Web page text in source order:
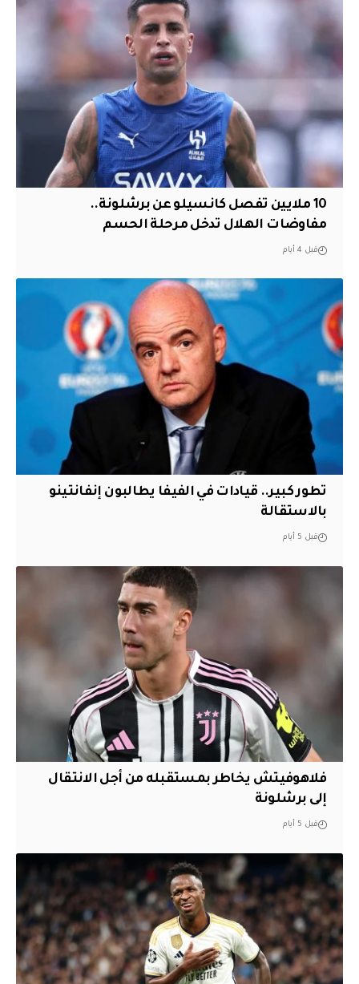
10 ملايين تفصل كانسيلو عن برشلونة..
مفاوضات الهلال تدخل مرحلة الحسم
قبل 4 أيام
تطور كبير.. قيادات في الفيفا يطالبون إنفانتينو
بالاستقالة
قبل 5 أيام
فلاهوفيتش يخاطر بمستقبله من أجل الانتقال
إلى برشلونة
قبل 5 أيام